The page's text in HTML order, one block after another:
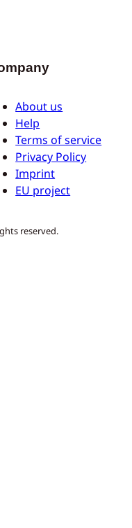
About us
Help
Terms of service
Privacy Policy
Imprint
EU project
reserved.